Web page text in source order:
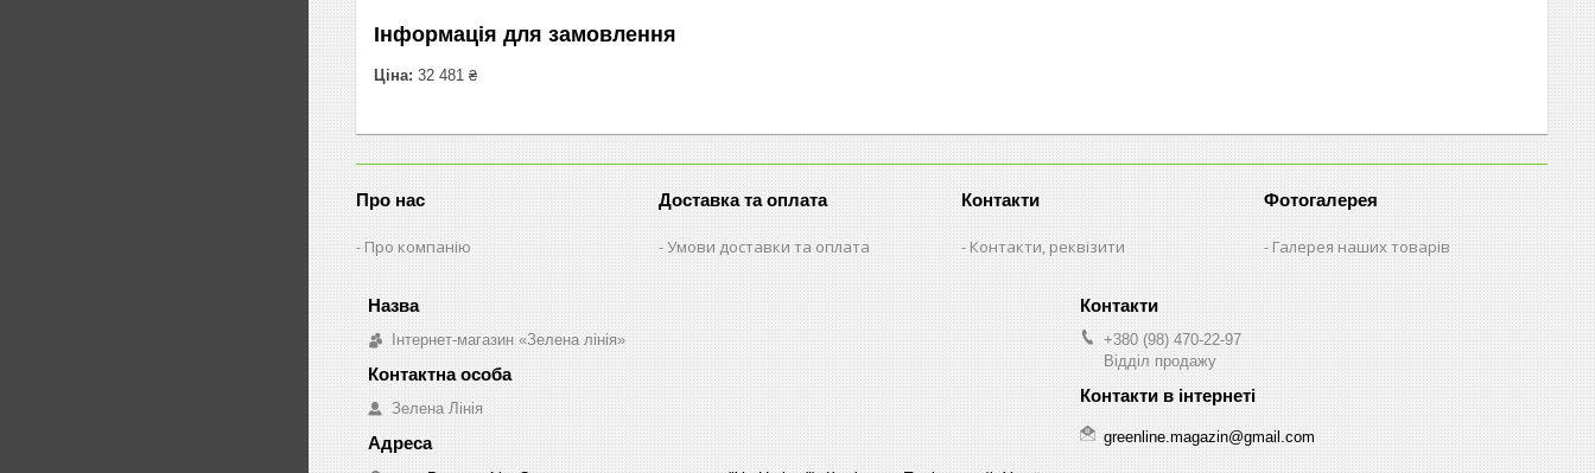
Інформація для замовлення
Ціна: 32 481 ₴
Про нас
Про компанію
Доставка та оплата
Умови доставки та оплата
Контакти
Контакти, реквізити
Фотогалерея
Галерея наших товарів
Інтернет-магазин «Зелена лінія»
Зелена Лінія
+380 (98) 470-22-97
Відділ продажу
greenline.magazin@gmail.com